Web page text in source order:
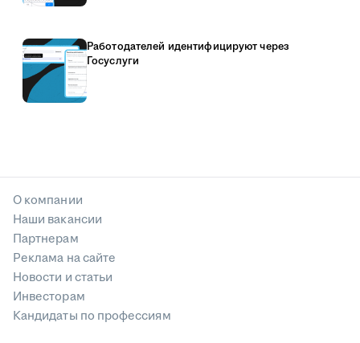
Работодателей идентифицируют через
Госуслуги
О компании
Наши вакансии
Партнерам
Реклама на сайте
Новости и статьи
Инвесторам
Кандидаты по профессиям